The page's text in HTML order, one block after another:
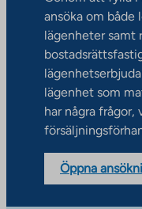
ansöka om
lägenheter samt
lägenhet som
har några frågor,
Öppna